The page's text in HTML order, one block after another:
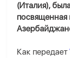
(Италия),
Как передает